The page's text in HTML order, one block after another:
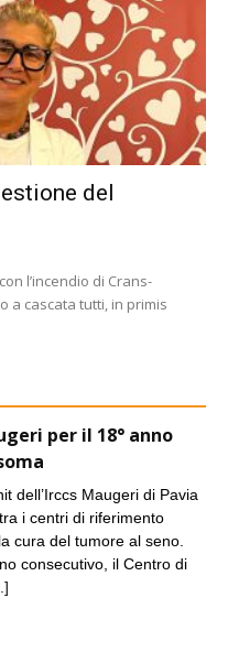
del
l’incendio di Crans-
a cascata tutti, in primis
per il 18° anno
dell’Irccs Maugeri di Pavia
i centri di riferimento
cura del tumore al seno.
consecutivo, il Centro di